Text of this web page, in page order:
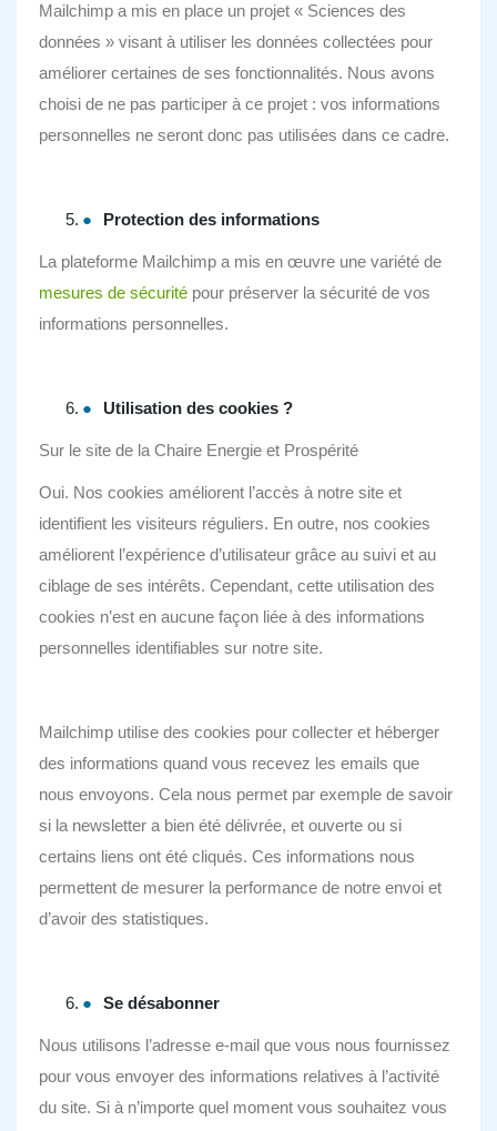
Mailchimp a mis en place un projet « Sciences des
données » visant à utiliser les données collectées pour
améliorer certaines de ses fonctionnalités. Nous avons
choisi de ne pas participer à ce projet : vos informations
personnelles ne seront donc pas utilisées dans ce cadre.
Protection des informations
La plateforme Mailchimp a mis en œuvre une variété de
mesures de sécurité pour préserver la sécurité de vos
informations personnelles.
Utilisation des cookies ?
Sur le site de la Chaire Energie et Prospérité
Oui. Nos cookies améliorent l’accès à notre site et
identifient les visiteurs réguliers. En outre, nos cookies
améliorent l’expérience d’utilisateur grâce au suivi et au
ciblage de ses intérêts. Cependant, cette utilisation des
cookies n’est en aucune façon liée à des informations
personnelles identifiables sur notre site.
Mailchimp utilise des cookies pour collecter et héberger
des informations quand vous recevez les emails que
nous envoyons. Cela nous permet par exemple de savoir
si la newsletter a bien été délivrée, et ouverte ou si
certains liens ont été cliqués. Ces informations nous
permettent de mesurer la performance de notre envoi et
d’avoir des statistiques.
Se désabonner
Nous utilisons l’adresse e-mail que vous nous fournissez
pour vous envoyer des informations relatives à l’activité
du site. Si à n’importe quel moment vous souhaitez vous